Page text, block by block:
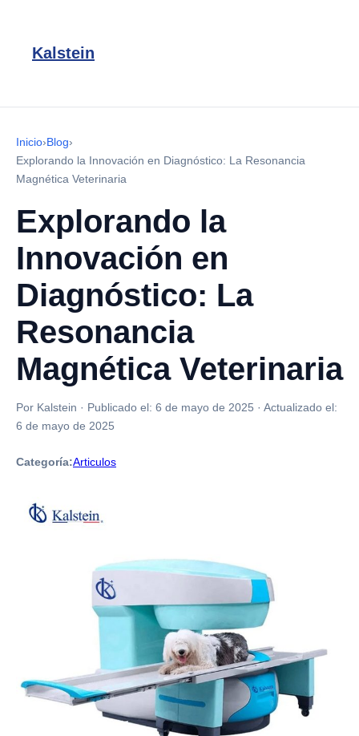
Kalstein
Inicio›Blog›
Explorando la Innovación en Diagnóstico: La Resonancia
Magnética Veterinaria
Explorando la
Innovación en
Diagnóstico: La
Resonancia
Magnética Veterinaria
Por Kalstein · Publicado el: 6 de mayo de 2025 · Actualizado el:
6 de mayo de 2025
Categoría:Articulos